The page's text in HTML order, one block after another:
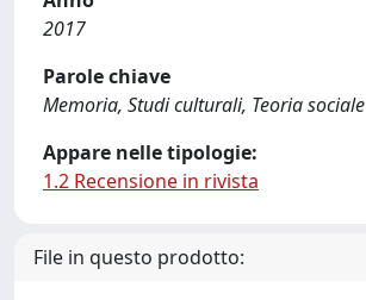
2017
Parole chiave
Memoria, Studi culturali, Teoria sociale
Appare nelle tipologie:
1.2 Recensione in rivista
File in questo prodotto: